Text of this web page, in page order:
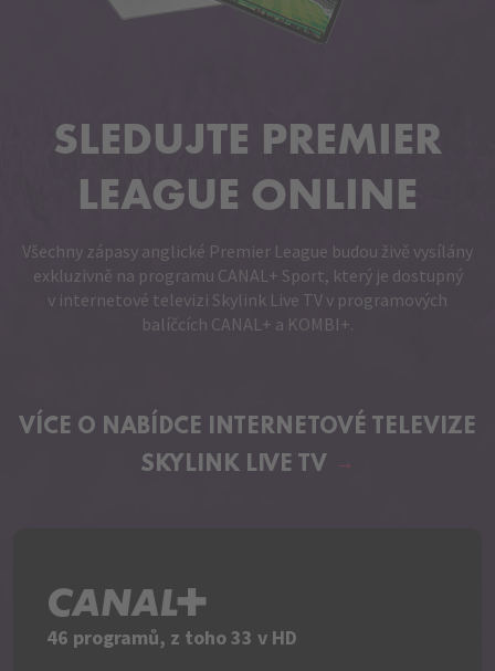
SLEDUJTE PREMIER
LEAGUE ONLINE
Všechny zápasy anglické Premier League budou živě vysílány
exkluzivně na programu CANAL+ Sport, který je dostupný
v internetové televizi Skylink Live TV v programových
balíčcích CANAL+ a KOMBI+.
VÍCE O NABÍDCE
INTERNETOVÉ TELEVIZE
SKYLINK LIVE TV
C+
46 programů, z toho 33 v HD